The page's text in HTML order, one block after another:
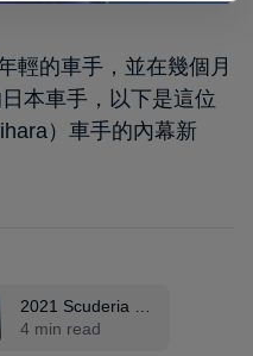
輕的車手，並在幾個月
本車手，以下是這位
）車手的內幕新
2021 Scuderia …
4 min read